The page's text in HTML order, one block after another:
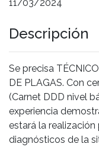
11/03/2024
Descripción
Se precisa
DE PLAGAS. Con
(Carnet DDD nivel
experiencia
estará la
diagnósticos de la